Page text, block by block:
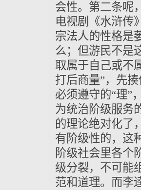
会性。第二条呢
电视剧《水浒传
宗法人的性格是
么；但游民不是
取属于自己或不
打后商量”，先
必须遵守的“理”
为统治阶级服务
的理论绝对化了
有阶级性的，这
阶级社会里各个
级分裂，不可能
范和道理。而李